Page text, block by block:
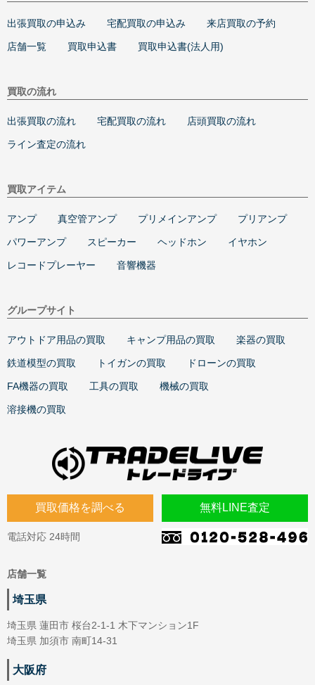
買取価格を調べる 無料LINE査定
電話対応 24時間
店舗一覧
埼玉県
埼玉県 蓮田市 桜台2-1-1 木下マンション1F
埼玉県 加須市 南町14-31
大阪府
出張買取の申込み 宅配買取の申込み 来店買取の予約
店舗一覧 買取申込書 買取申込書(法人用)
買取の流れ
出張買取の流れ 宅配買取の流れ 店頭買取の流れ
ライン査定の流れ
買取アイテム
アンプ 真空管アンプ プリメインアンプ プリアンプ
パワーアンプ スピーカー ヘッドホン イヤホン
レコードプレーヤー 音響機器
グループサイト
アウトドア用品の買取 キャンプ用品の買取 楽器の買取
鉄道模型の買取 トイガンの買取 ドローンの買取
FA機器の買取 工具の買取 機械の買取
溶接機の買取